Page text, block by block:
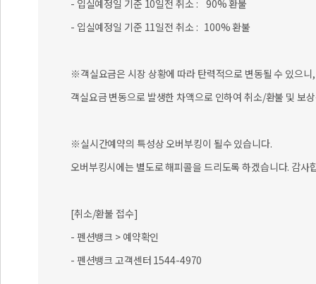
- 입실예정일 기준 10일전 취소 : 90% 환불
- 입실예정일 기준 11일전 취소 : 100% 환불
※객실요금은 시장 상황에 따라 탄력적으로 변동될 수 있으
객실요금 변동으로 발생한 차액으로 인하여 취소/환불 및 보
※실시간예약의 특성상 오버부킹이 될수 있습니다.
오버부킹시에는 별도로 해피콜을 드리도록 하겠습니다. 감사
[취소/환불 접수]
- 펜션뱅크 > 예약확인
- 펜션뱅크 고객센터 1544-4970